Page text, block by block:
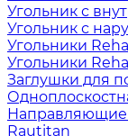
Угольник с
Угольник с
Угольники
Угольники
Заглушки для
Направляющие
Rautitan